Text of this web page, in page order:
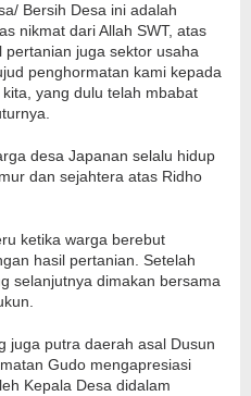
Bersih Desa ini adalah
nikmat dari Allah SWT, atas
pertanian juga sektor usaha
penghormatan kami kepada
yang dulu telah mbabat
desa Japanan selalu hidup
dan sejahtera atas Ridho
ketika warga berebut
hasil pertanian. Setelah
selanjutnya dimakan bersama
juga putra daerah asal Dusun
Gudo mengapresiasi
Kepala Desa didalam